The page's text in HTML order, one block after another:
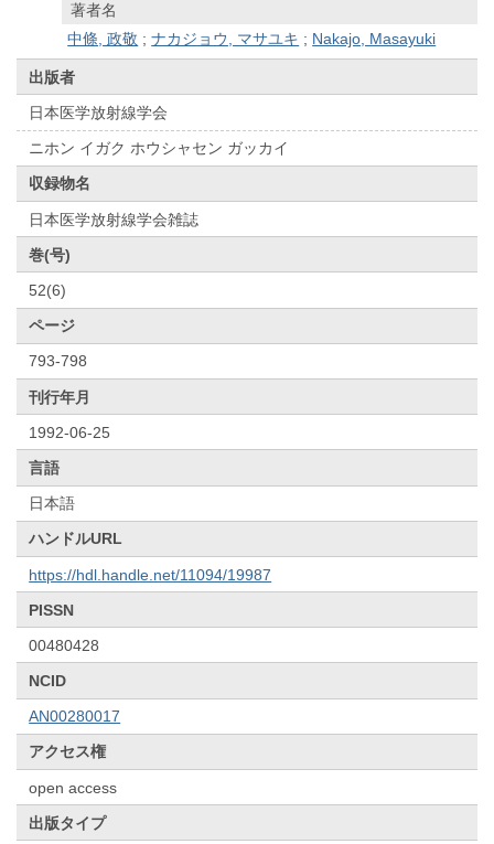
著者名
中條, 政敬 ;ナカジョウ, マサユキ ; Nakajo, Masayuki
出版者
日本医学放射線学会
ニホン イガク ホウシャセン ガッカイ
収録物名
日本医学放射線学会雑誌
巻(号)
52(6)
ページ
793-798
刊行年月
1992-06-25
言語
日本語
ハンドルURL
https://hdl.handle.net/11094/19987
PISSN
00480428
NCID
AN00280017
アクセス権
open access
出版タイプ